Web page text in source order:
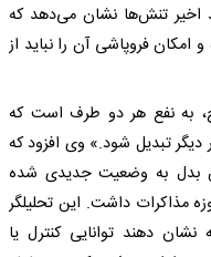
اخیر تنش‌ها نشان می‌دهد که
امکان فروپاشی آن را نباید از
به نفع هر دو طرف است که
دیگر تبدیل شود.» وی افزود که
بدل به وضعیت جدیدی شده
باید انتظار آن را طی مدت‌زمان ۶۰روزه مذاکرات داشت. این تحلیلگر
دهند توانایی کنترل یا